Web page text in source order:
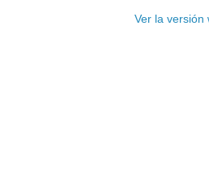
Ver la versión